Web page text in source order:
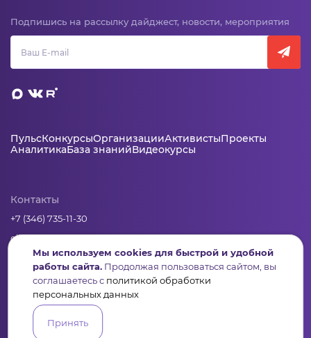
Подпишись на рассылку дайджест, новости, мероприятия
ПульсКонкурсыОрганизацииАктивистыПроекты
АналитикаБаза знанийВидеокурсы
Контакты
+7 (346) 735-11-30
elkanko@ugranko.ru
Адрес
628011, Россия, Ханты-Мансийский автономный округ – Югра,
г. Ханты-Мансийск, ул. Светлая 36
Мы используем cookies для быстрой и удобной
работы сайта. Продолжая пользоваться сайтом, вы
соглашаетесь с политикой обработки
персональных данных
Принять